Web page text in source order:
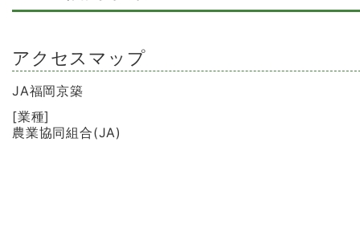
アクセスマップ
JA福岡京築
[業種]
農業協同組合(JA)